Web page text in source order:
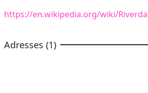
https://en.wikipedia.org/wiki/
Adresses (1)